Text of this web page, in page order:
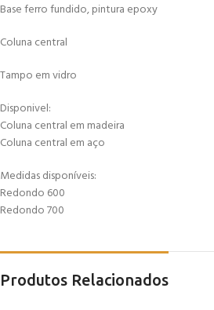
Base ferro fundido, pintura epoxy
Coluna central
Tampo em vidro
Disponivel:
Coluna central em madeira
Coluna central em aço
Medidas disponíveis:
Redondo 600
Redondo 700
Produtos Relacionados